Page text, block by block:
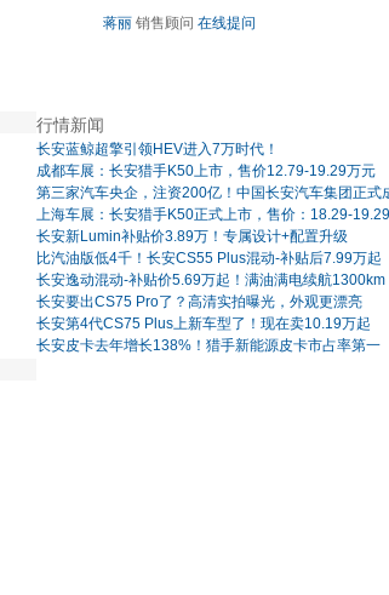
蒋丽 销售顾问 在线提问
行情新闻
长安蓝鲸超擎引领HEV进入7万时代！
成都车展：长安猎手K50上市，售价12.79-19.29万元
第三家汽车央企，注资200亿！中国长安汽车集团正式
上海车展：长安猎手K50正式上市，售价：18.29-
长安新Lumin补贴价3.89万！专属设计+配置升级
比汽油版低4千！长安CS55 Plus混动-补贴后7.99万起
长安逸动混动-补贴价5.69万起！满油满电续航1300km
长安要出CS75 Pro了？高清实拍曝光，外观更漂亮
长安第4代CS75 Plus上新车型了！现在卖10.19万起
长安皮卡去年增长138%！猎手新能源皮卡市占率第一